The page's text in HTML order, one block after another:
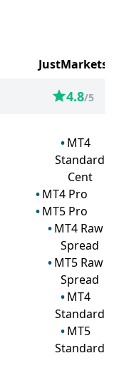
JustMarkets
4.8/5
MT4
Standard
Cent
MT4 Pro
MT5 Pro
MT4 Raw
Spread
MT5 Raw
Spread
MT4
Standard
MT5
Standard